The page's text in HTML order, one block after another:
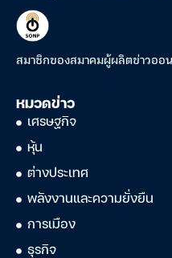
สมาชิกของสมาคมผู้ผลิตข่าวออ
หมวดข่าว
เศรษฐกิจ
หุ้น
ต่างประเทศ
พลังงานและความยั่งยืน
การเมือง
ธุรกิจ